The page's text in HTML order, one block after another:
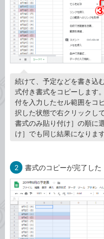
続けて、予定などを書き込
式付き書式をコピーします
付を入力したセル範囲をコ
択した状態で右クリックし
書式のみ貼り付け］の順に
け］でも同じ結果になります
2 書式のコピーが完了した